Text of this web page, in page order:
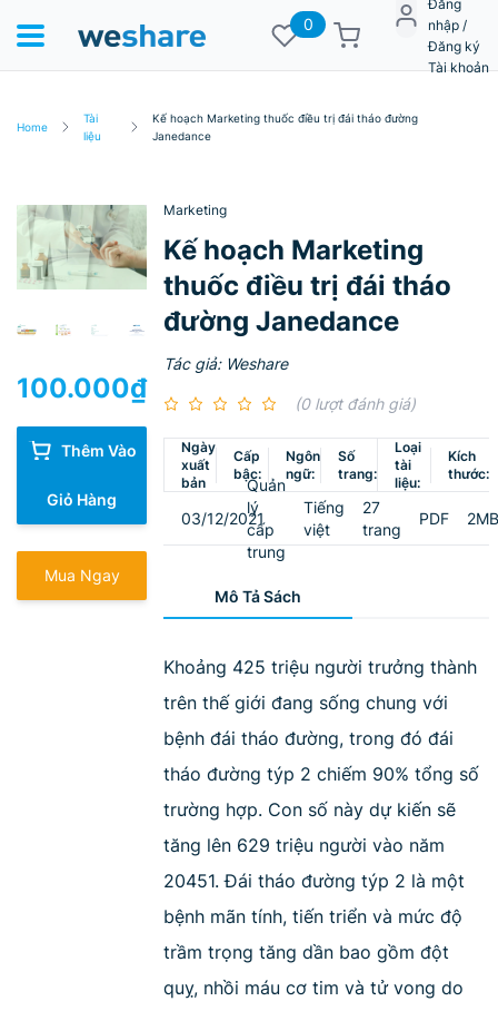
0
Đăng
nhập /
Đăng ký
Tài khoản
Home
Tài
liệu
Kế hoạch Marketing thuốc điều trị đái tháo đường
Janedance
100.000₫
Thêm Vào
Giỏ Hàng
Mua Ngay
Marketing
Kế hoạch Marketing
thuốc điều trị đái tháo
đường Janedance
Tác giả: Weshare
(0 lượt đánh giá)
Ngày
xuất
bản
Cấp
bậc:
Ngôn
ngữ:
Số
trang:
Loại
tài
liệu:
Kích
thước:
03/12/2021
Quản
lý
cấp
trung
Tiếng
việt
27
trang
PDF 2MB
Mô Tả Sách
Khoảng 425 triệu người trưởng thành
trên thế giới đang sống chung với
bệnh đái tháo đường, trong đó đái
tháo đường týp 2 chiếm 90% tổng số
trường hợp. Con số này dự kiến sẽ
tăng lên 629 triệu người vào năm
20451. Đái tháo đường týp 2 là một
bệnh mãn tính, tiến triển và mức độ
trầm trọng tăng dần bao gồm đột
quỵ, nhồi máu cơ tim và tử vong do